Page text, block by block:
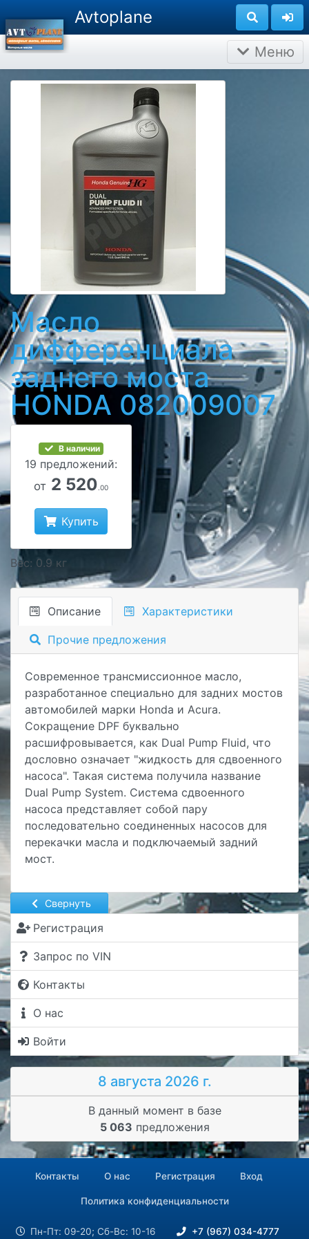
Avtoplane
Меню
Свернуть
Регистрация
Запрос по VIN
Контакты
О нас
Войти
8 августа 2026 г.
В данный момент в базе
5 063 предложения
Масло
дифференциала
заднего моста
HONDA 082009007
В наличии
19 предложений:
от 2 520 .00
Купить
Вес: 0.9 кг
Описание Характеристики
Прочие предложения
Современное трансмиссионное масло,
разработанное специально для задних мостов
автомобилей марки Honda и Acura.
Сокращение DPF буквально
расшифровывается, как Dual Pump Fluid, что
дословно означает "жидкость для сдвоенного
насоса". Такая система получила название
Dual Pump System. Система сдвоенного
насоса представляет собой пару
последовательно соединенных насосов для
перекачки масла и подключаемый задний
мост.
Контакты О нас Регистрация Вход
Политика конфиденциальности
Пн-Пт: 09-20; Сб-Вс: 10-16 +7 (967) 034-4777